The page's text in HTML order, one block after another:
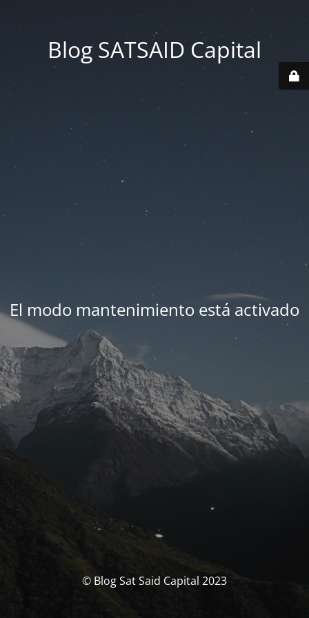
Blog SATSAID Capital
El modo mantenimiento está activado
© Blog Sat Said Capital 2023